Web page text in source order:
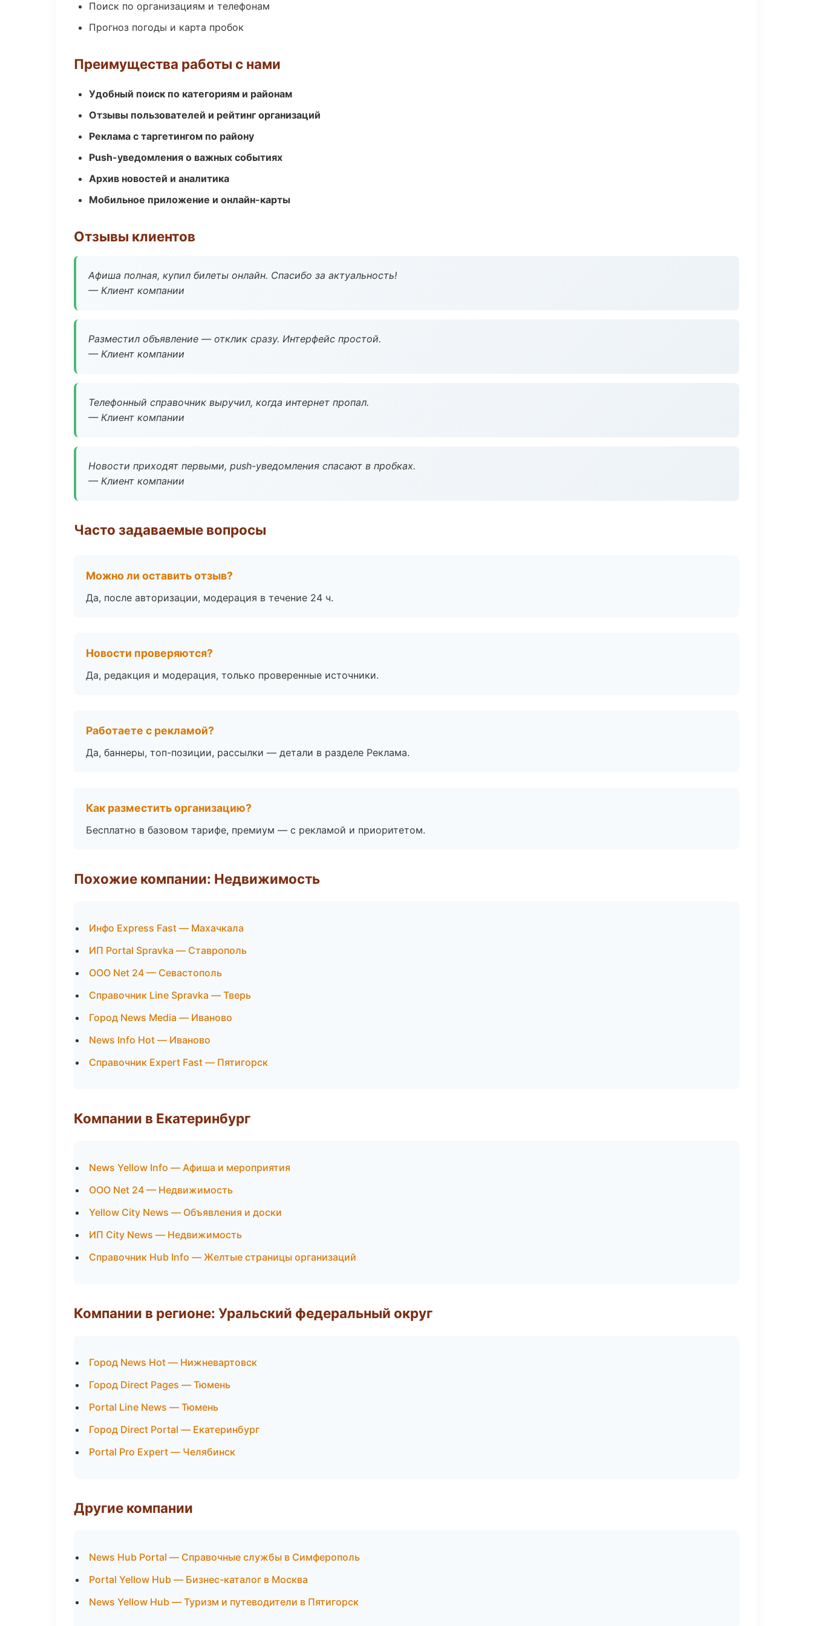
Поиск по организациям и телефонам
Прогноз погоды и карта пробок
Преимущества работы с нами
Удобный поиск по категориям и районам
Отзывы пользователей и рейтинг организаций
Реклама с таргетингом по району
Push-уведомления о важных событиях
Архив новостей и аналитика
Мобильное приложение и онлайн-карты
Отзывы клиентов
Афиша полная, купил билеты онлайн. Спасибо за актуальность!
— Клиент компании
Разместил объявление — отклик сразу. Интерфейс простой.
— Клиент компании
Телефонный справочник выручил, когда интернет пропал.
— Клиент компании
Новости приходят первыми, push-уведомления спасают в пробках.
— Клиент компании
Часто задаваемые вопросы
Можно ли оставить отзыв?
Да, после авторизации, модерация в течение 24 ч.
Новости проверяются?
Да, редакция и модерация, только проверенные источники.
Работаете с рекламой?
Да, баннеры, топ-позиции, рассылки — детали в разделе Реклама.
Как разместить организацию?
Бесплатно в базовом тарифе, премиум — с рекламой и приоритетом.
Похожие компании: Недвижимость
Инфо Express Fast — Махачкала
ИП Portal Spravka — Ставрополь
ООО Net 24 — Севастополь
Справочник Line Spravka — Тверь
Город News Media — Иваново
News Info Hot — Иваново
Справочник Expert Fast — Пятигорск
Компании в Екатеринбург
News Yellow Info — Афиша и мероприятия
ООО Net 24 — Недвижимость
Yellow City News — Объявления и доски
ИП City News — Недвижимость
Справочник Hub Info — Желтые страницы организаций
Компании в регионе: Уральский федеральный округ
Город News Hot — Нижневартовск
Город Direct Pages — Тюмень
Portal Line News — Тюмень
Город Direct Portal — Екатеринбург
Portal Pro Expert — Челябинск
Другие компании
News Hub Portal — Справочные службы в Симферополь
Portal Yellow Hub — Бизнес-каталог в Москва
News Yellow Hub — Туризм и путеводители в Пятигорск